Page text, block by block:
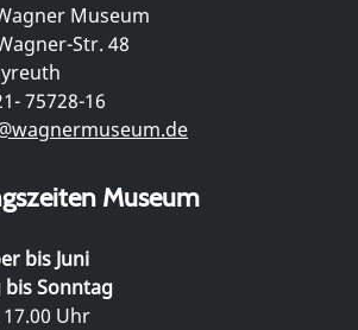
Museum
Str. 48
75728-16
Museum
bis Juni
bis Sonntag
Uhr